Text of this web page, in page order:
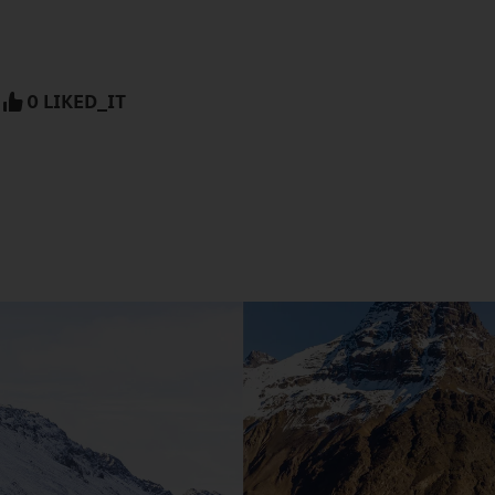
0 LIKED_IT